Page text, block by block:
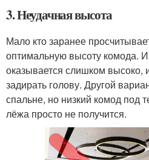
3. Неудачная высота
Мало кто заранее
оптимальную высоту комода.
оказывается слишком высоко,
задирать голову. Другой
спальне, но низкий комод под
лёжа просто не получится.